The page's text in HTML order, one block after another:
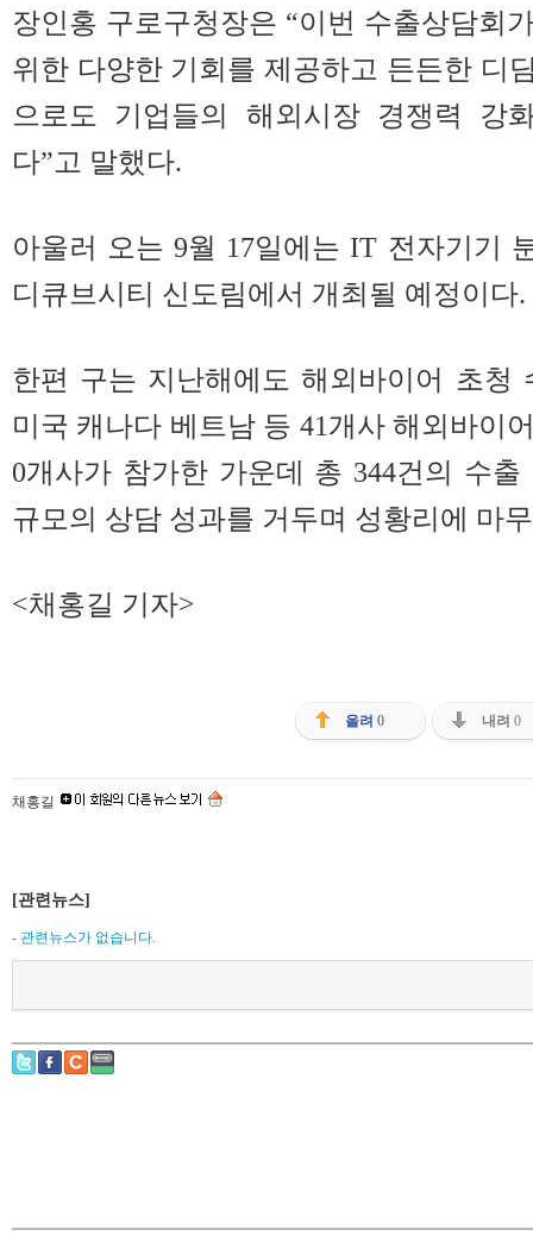
장인홍 구로구청장은 “이번 수출상담회
위한 다양한 기회를 제공하고 든든한 디
으로도 기업들의 해외시장 경쟁력 강
다”고 말했다.
아울러 오는 9월 17일에는 IT 전자기기
디큐브시티 신도림에서 개최될 예정이다.
한편 구는 지난해에도 해외바이어 초청
미국 캐나다 베트남 등 41개사 해외바이
0개사가 참가한 가운데 총 344건의 수
규모의 상담 성과를 거두며 성황리에 마
<채홍길 기자>
올려 0 내려 0
채홍길
[관련뉴스]
- 관련뉴스가 없습니다.